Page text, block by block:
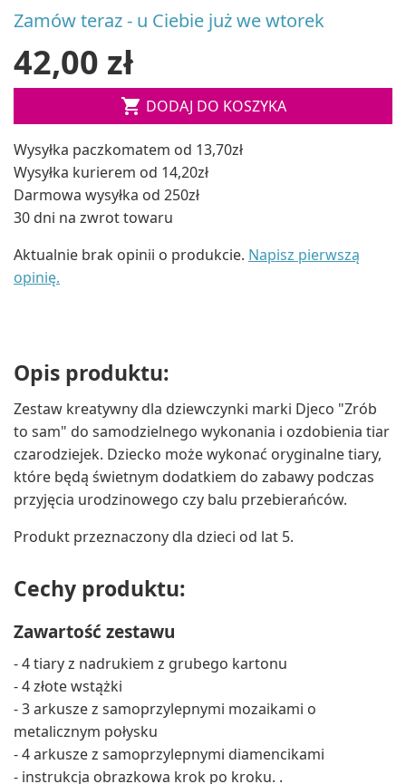
Zamów teraz - u Ciebie już we wtorek
42,00 zł
 DODAJ DO KOSZYKA
Wysyłka paczkomatem od 13,70zł
Wysyłka kurierem od 14,20zł
Darmowa wysyłka od 250zł
30 dni na zwrot towaru
Aktualnie brak opinii o produkcie. Napisz pierwszą
opinię.
Opis produktu:
Zestaw kreatywny dla dziewczynki marki Djeco "Zrób
to sam" do samodzielnego wykonania i ozdobienia tiar
czarodziejek. Dziecko może wykonać oryginalne tiary,
które będą świetnym dodatkiem do zabawy podczas
przyjęcia urodzinowego czy balu przebierańców.
Produkt przeznaczony dla dzieci od lat 5.
Cechy produktu:
Zawartość zestawu
- 4 tiary z nadrukiem z grubego kartonu
- 4 złote wstążki
- 3 arkusze z samoprzylepnymi mozaikami o
metalicznym połysku
- 4 arkusze z samoprzylepnymi diamencikami
- instrukcja obrazkowa krok po kroku. .